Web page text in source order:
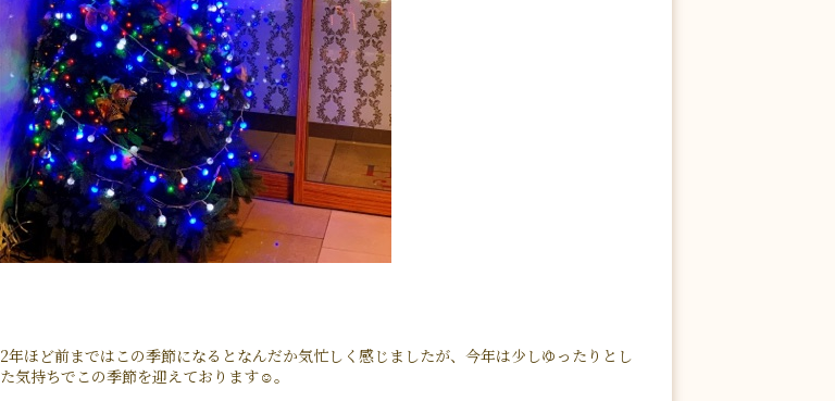
2年ほど前まではこの季節になるとなんだか気忙しく感じましたが、今年は少しゆったりとし
た気持ちでこの季節を迎えております☺️。